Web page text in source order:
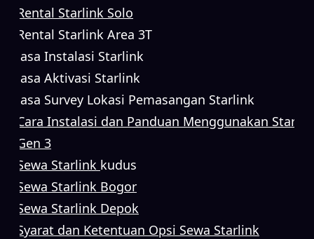
Rental Starlink Solo
Rental Starlink Area 3T
Jasa Instalasi Starlink
Jasa Aktivasi Starlink
Jasa Survey Lokasi Pemasangan Starlink
Cara Instalasi dan Panduan Menggunakan
Gen 3
Sewa Starlink kudus
Sewa Starlink Bogor
Sewa Starlink Depok
Syarat dan Ketentuan Opsi Sewa Starlink